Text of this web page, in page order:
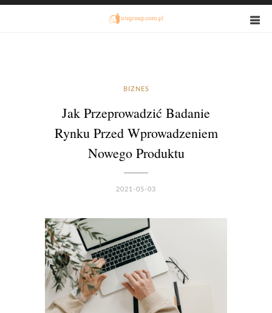
BIZNES
Jak Przeprowadzić Badanie
Rynku Przed Wprowadzeniem
Nowego Produktu
2021-05-03